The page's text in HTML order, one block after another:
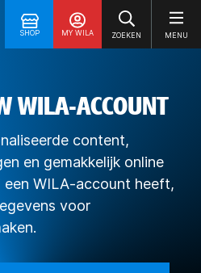
SHOP MY WILA ZOEKEN MENU
WILA-ACCOUNT
content,
en gemakkelijk online
een WILA-account heeft,
voor